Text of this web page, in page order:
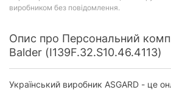
виробником без повідомлення.
Опис про Персональний
Balder (I139F.32.S10.46.4113)
Український виробник ASGARD - це